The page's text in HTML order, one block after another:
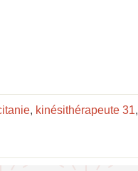
, kinésithérapeute 31,